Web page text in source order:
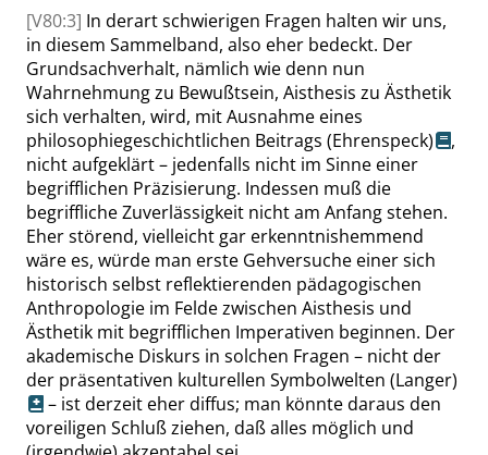
[V80:3] In derart schwierigen Fragen halten wir uns,
in diesem Sammelband, also eher bedeckt. Der
Grundsachverhalt, nämlich wie denn nun
Wahrnehmung zu Bewußtsein, Aisthesis zu Ästhetik
sich verhalten, wird, mit Ausnahme eines
philosophiegeschichtlichen Beitrags (Ehrenspeck)
,
nicht aufgeklärt – jedenfalls nicht im Sinne einer
begrifflichen Präzisierung. Indessen muß die
begriffliche Zuverlässigkeit nicht am Anfang stehen.
Eher störend, vielleicht gar erkenntnishemmend
wäre es, würde man erste Gehversuche einer sich
historisch selbst reflektierenden pädagogischen
Anthropologie im Felde zwischen Aisthesis und
Ästhetik mit begrifflichen Imperativen beginnen. Der
akademische Diskurs in solchen Fragen – nicht der
der präsentativen kulturellen Symbolwelten (Langer)
– ist derzeit eher diffus; man könnte daraus den
voreiligen Schluß ziehen, daß alles möglich und